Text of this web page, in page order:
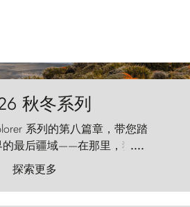
秋冬系列
系列的第八篇章，带您踏
的最后疆域——在那里，狂风
琢着自然，而百内塔（Torres
如石砌的哨兵，傲然向苍穹发
起挑战。
....
探索更多